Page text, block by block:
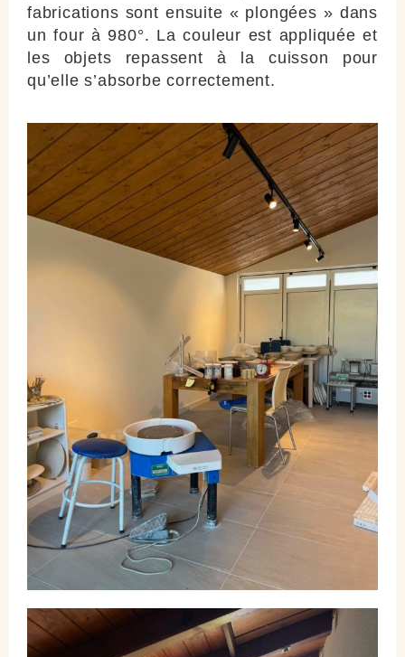
fabrications sont ensuite « plongées » dans
un four à 980°. La couleur est appliquée et
les objets repassent à la cuisson pour
qu’elle s’absorbe correctement.